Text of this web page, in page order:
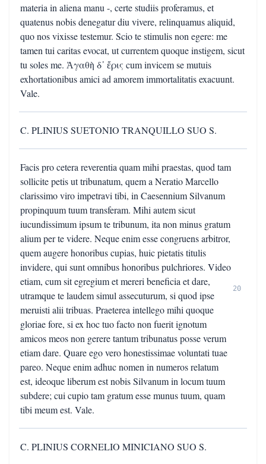
materia in aliena manu -, certe studiis proferamus, et
quatenus nobis denegatur diu vivere, relinquamus aliquid,
quo nos vixisse testemur. Scio te stimulis non egere: me
tamen tui caritas evocat, ut currentem quoque instigem, sicut
tu soles me. Ἀγαθὴ δ᾽ ἔρις cum invicem se mutuis
exhortationibus amici ad amorem immortalitatis exacuunt.
Vale.
C. PLINIUS SUETONIO TRANQUILLO SUO S.
Facis pro cetera reverentia quam mihi praestas, quod tam
sollicite petis ut tribunatum, quem a Neratio Marcello
clarissimo viro impetravi tibi, in Caesennium Silvanum
propinquum tuum transferam. Mihi autem sicut
iucundissimum ipsum te tribunum, ita non minus gratum
alium per te videre. Neque enim esse congruens arbitror,
quem augere honoribus cupias, huic pietatis titulis
invidere, qui sunt omnibus honoribus pulchriores. Video
etiam, cum sit egregium et mereri beneficia et dare,
utramque te laudem simul assecuturum, si quod ipse
meruisti alii tribuas. Praeterea intellego mihi quoque
gloriae fore, si ex hoc tuo facto non fuerit ignotum
amicos meos non gerere tantum tribunatus posse verum
etiam dare. Quare ego vero honestissimae voluntati tuae
pareo. Neque enim adhuc nomen in numeros relatum
est, ideoque liberum est nobis Silvanum in locum tuum
subdere; cui cupio tam gratum esse munus tuum, quam
tibi meum est. Vale.
20
C. PLINIUS CORNELIO MINICIANO SUO S.